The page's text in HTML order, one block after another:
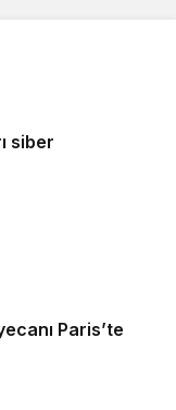
siber
Paris’te